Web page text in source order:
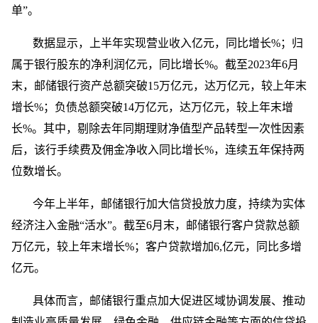
单”。
数据显示，上半年实现营业收入亿元，同比增长%；归
属于银行股东的净利润亿元，同比增长%。截至2023年6月
末，邮储银行资产总额突破15万亿元，达万亿元，较上年末
增长%；负债总额突破14万亿元，达万亿元，较上年末增
长%。其中，剔除去年同期理财净值型产品转型一次性因素
后，该行手续费及佣金净收入同比增长%，连续五年保持两
位数增长。
今年上半年，邮储银行加大信贷投放力度，持续为实体
经济注入金融“活水”。截至6月末，邮储银行客户贷款总额
万亿元，较上年末增长%；客户贷款增加6,亿元，同比多增
亿元。
具体而言，邮储银行重点加大促进区域协调发展、推动